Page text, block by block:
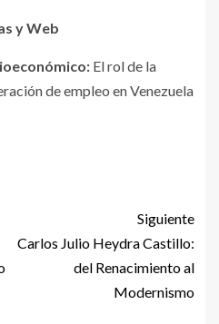
y Web
El rol de la
de empleo en Venezuela
Siguiente
Carlos Julio Heydra Castillo:
del Renacimiento al
Modernismo